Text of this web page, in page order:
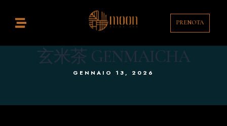
PRENOTA
玄米茶 GENMAICHA
GENNAIO 13, 2026
Bar